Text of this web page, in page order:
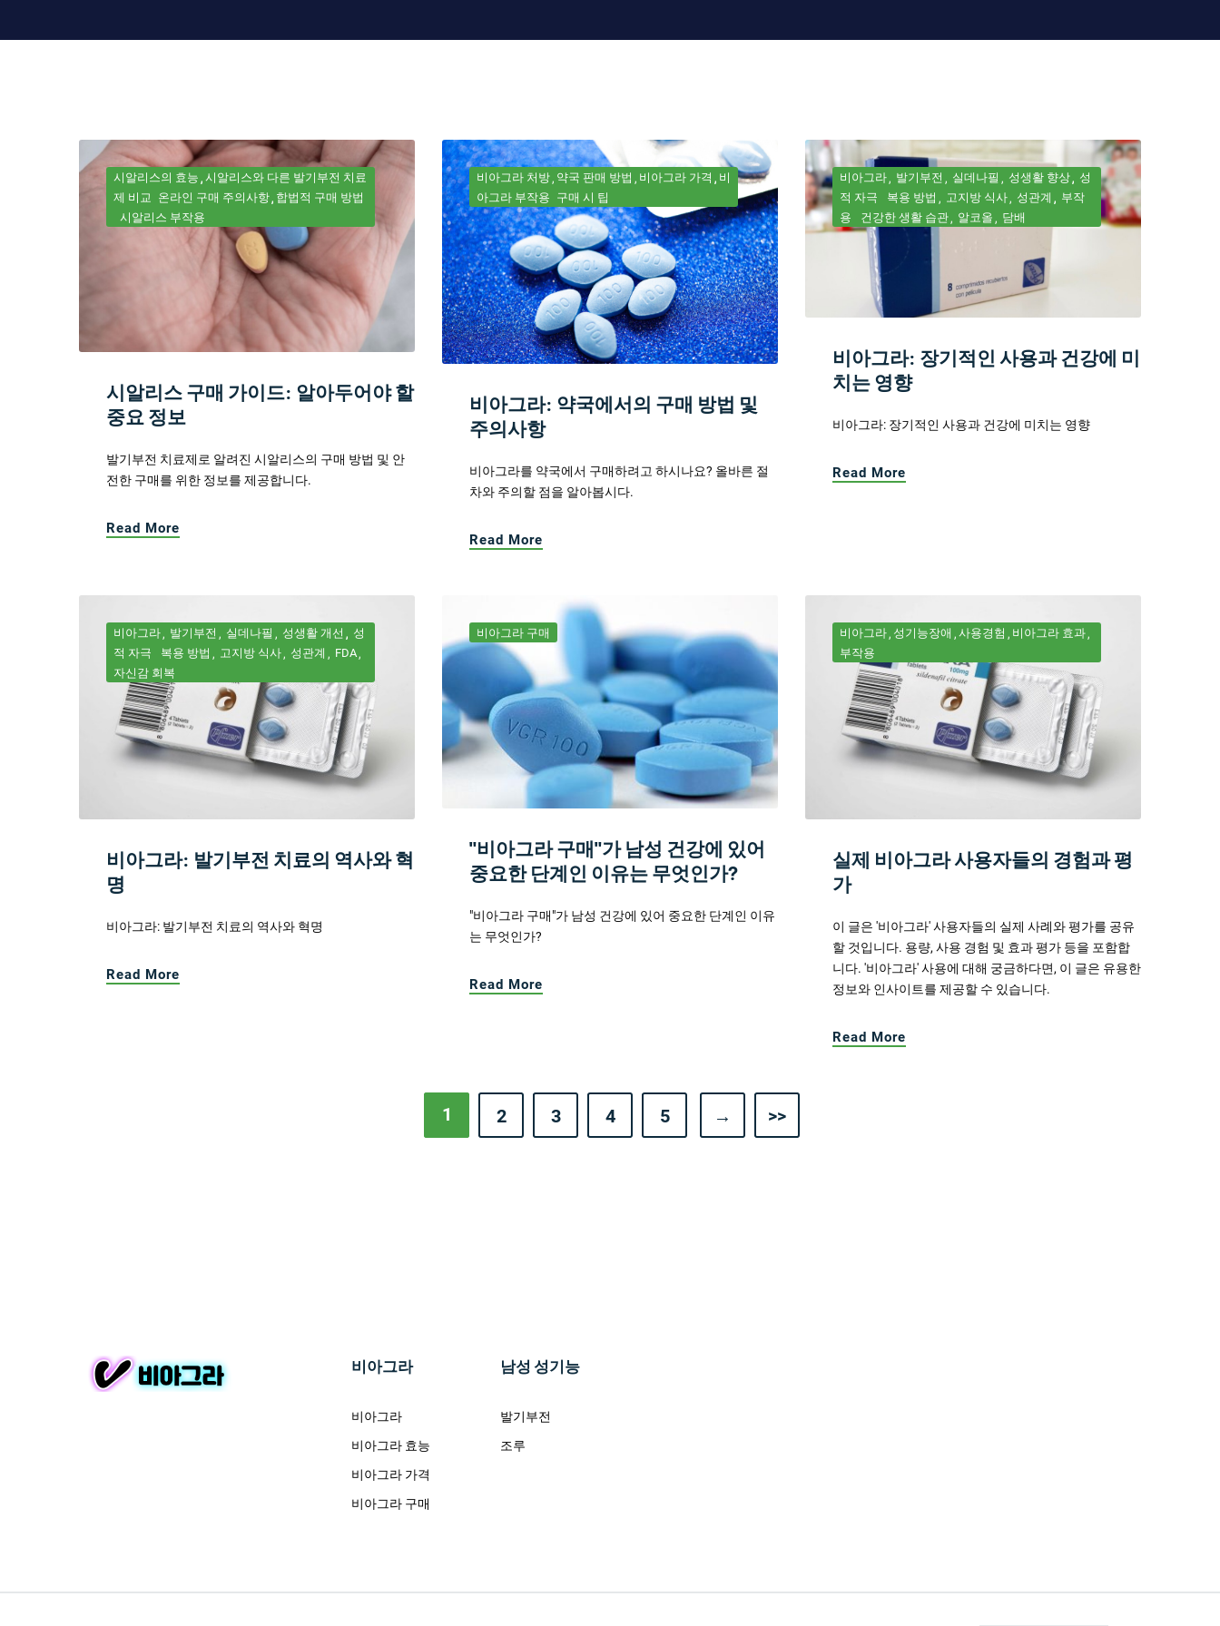
시알리스의 효능 시알리스와 다른 발기부전 치료
제 비교 온라인 구매 주의사항 합법적 구매 방법
시알리스 부작용
시알리스 구매 가이드: 알아두어야 할
중요 정보
발기부전 치료제로 알려진 시알리스의 구매 방법 및 안
전한 구매를 위한 정보를 제공합니다.
Read More
비아그라 처방 약국 판매 방법 비아그라 가격
비
아그라 부작용 구매 시 팁
비아그라: 약국에서의 구매 방법 및
주의사항
비아그라를 약국에서 구매하려고 하시나요? 올바른 절
차와 주의할 점을 알아봅시다.
Read More
비아그라 발기부전 실데나필 성생활 향상
성
적 자극
복용 방법 고지방 식사 성관계
부작
용
건강한 생활 습관 알코올 담배
비아그라: 장기적인 사용과 건강에 미
치는 영향
비아그라: 장기적인 사용과 건강에 미치는 영향
Read More
비아그라 발기부전 실데나필 성생활 개선
성
적 자극
복용 방법 고지방 식사 성관계
FDA
자신감 회복
비아그라: 발기부전 치료의 역사와 혁
명
비아그라: 발기부전 치료의 역사와 혁명
Read More
비아그라 구매
"비아그라 구매"가 남성 건강에 있어
중요한 단계인 이유는 무엇인가?
"비아그라 구매"가 남성 건강에 있어 중요한 단계인 이유
는 무엇인가?
Read More
비아그라 성기능장애 사용경험
비아그라 효과
부작용
실제 비아그라 사용자들의 경험과 평
가
이 글은 '비아그라' 사용자들의 실제 사례와 평가를 공유
할 것입니다. 용량, 사용 경험 및 효과 평가 등을 포함합
니다. '비아그라' 사용에 대해 궁금하다면, 이 글은 유용한
정보와 인사이트를 제공할 수 있습니다.
Read More
1 2 3 4 5 → >>
비아그라
비아그라
비아그라 효능
비아그라 가격
비아그라 구매
남성 성기능
발기부전
조루